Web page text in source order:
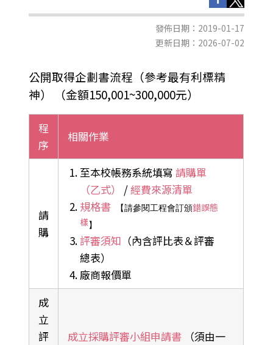
發佈日期：2019-01-17
更新日期：2026-07-02
公開取得企劃書流程（參考最有利標精
神） （金額150,001~300,000元）
程
序
相關作業
請
購
至本校帳務系統填寫 請購單
（乙式）
/經費來源清單
規格書
【請參閱工程會訂頒錯誤態
樣】
評審須知 （內含評比表＆評審
總表）
廠商報價單
成
立
評
成立採購評審小組申請書 （須由一